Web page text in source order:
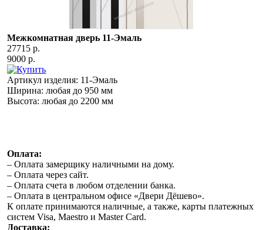
Межкомнатная дверь 11-Эмаль
27715 р.
9000 р.
Артикул изделия: 11-Эмаль
Ширина:любая до 950 мм
Высота:любая до 2200 мм
Оплата:
– Оплата замерщику наличными на дому.
– Оплата через сайт.
– Оплата счета в любом отделении банка.
– Оплата в центральном офисе «Двери Дёшево».
К оплате принимаются наличные, а также, карты платежных
систем Visa, Maestro и Master Card.
Доставка: